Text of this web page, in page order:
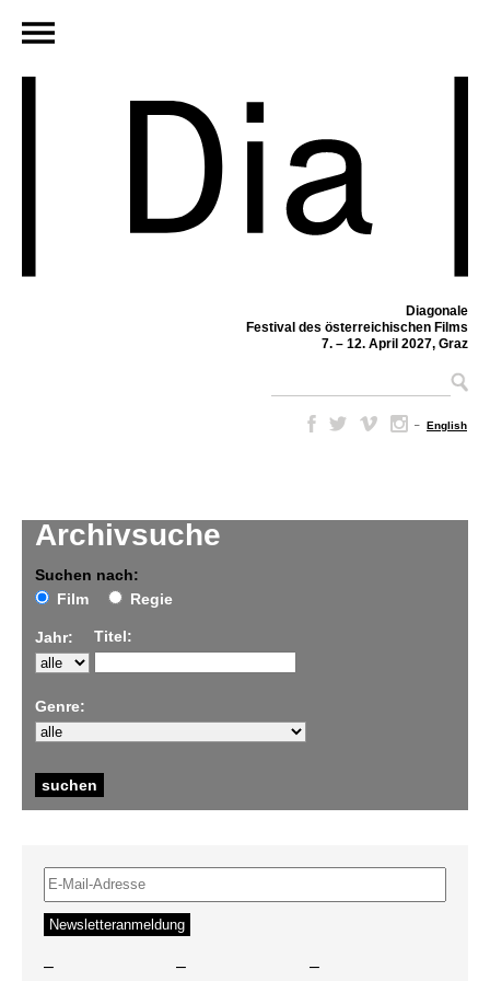
Diagonale
Festival des österreichischen Films
7. – 12. April 2027, Graz
– English
Archivsuche
Suchen nach:
Film
Regie
Jahr: Titel:
Genre:
– – –